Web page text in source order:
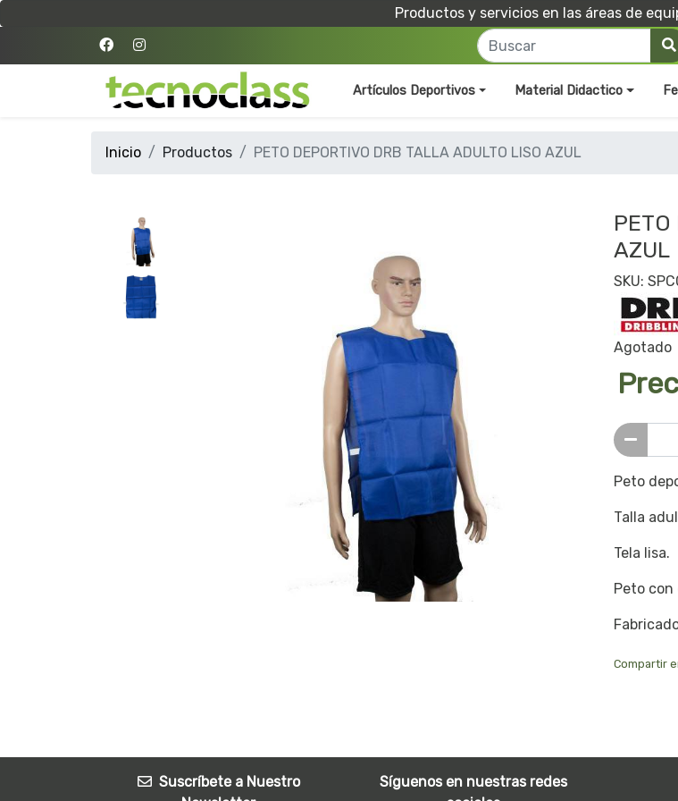
Productos y servicios en las áreas de
Artículos Deportivos Material Didactico
Inicio Productos PETO DEPORTIVO DRB TALLA ADULTO LISO AZUL
PETO
AZUL
SKU:
Agotado
Peto
Talla
Tela lisa.
Peto con
Compartir
Suscríbete a Nuestro
Síguenos en nuestras redes